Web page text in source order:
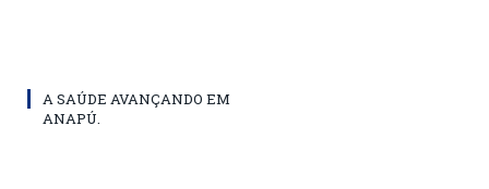
A SAÚDE AVANÇANDO EM
ANAPÚ.